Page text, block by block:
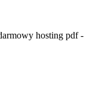
hosting pdf -